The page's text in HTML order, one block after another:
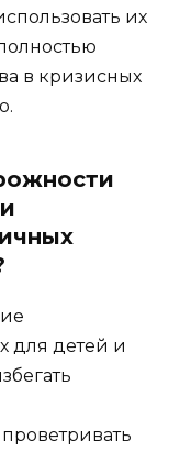
их
в кризисных
для детей и